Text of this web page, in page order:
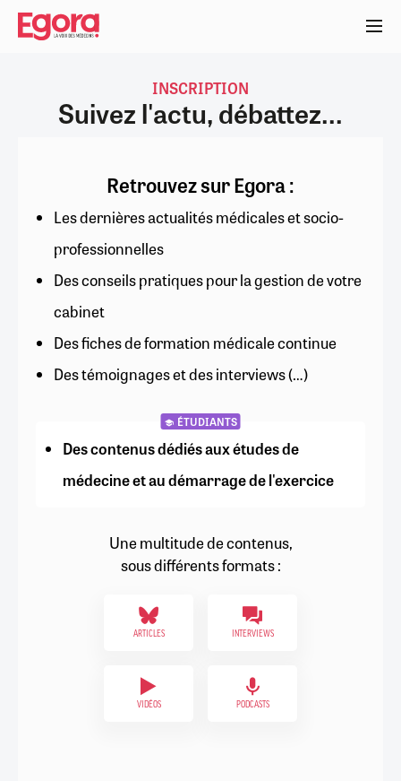
Aller
contenu
INSCRIPTION
Suivez l'actu, débattez...
Retrouvez sur Egora :
Les dernières actualités médicales et socio-
professionnelles
Des conseils pratiques pour la gestion de votre
cabinet
Des fiches de formation médicale continue
Des témoignages et des interviews (…)
ÉTUDIANTS
Des contenus dédiés aux études de
médecine et au démarrage de l'exercice
Une multitude de contenus,
sous différents formats :
ARTICLES INTERVIEWS
VIDÉOS PODCASTS